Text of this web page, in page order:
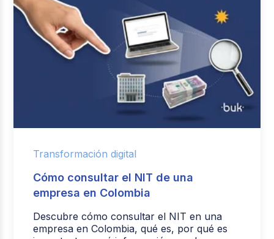
Transformación digital
Cómo consultar el NIT de una
empresa en Colombia
Descubre cómo consultar el NIT en una
empresa en Colombia, qué es, por qué es